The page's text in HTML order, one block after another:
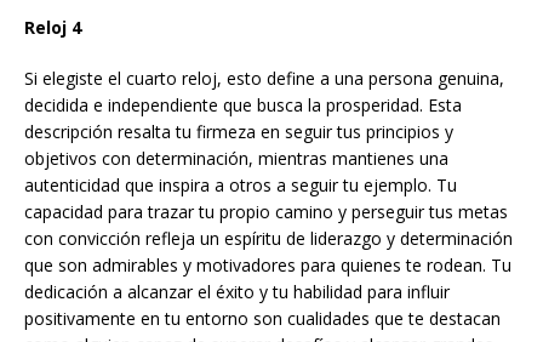
Reloj 4
Si elegiste el cuarto reloj, esto define a una persona genuina,
decidida e independiente que busca la prosperidad. Esta
descripción resalta tu firmeza en seguir tus principios y
objetivos con determinación, mientras mantienes una
autenticidad que inspira a otros a seguir tu ejemplo. Tu
capacidad para trazar tu propio camino y perseguir tus metas
con convicción refleja un espíritu de liderazgo y determinación
que son admirables y motivadores para quienes te rodean. Tu
dedicación a alcanzar el éxito y tu habilidad para influir
positivamente en tu entorno son cualidades que te destacan